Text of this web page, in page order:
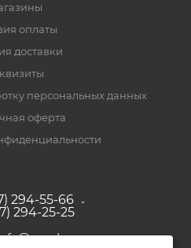
оплаты
доставки
персональных данных
оферта
294-55-66
294-25-25